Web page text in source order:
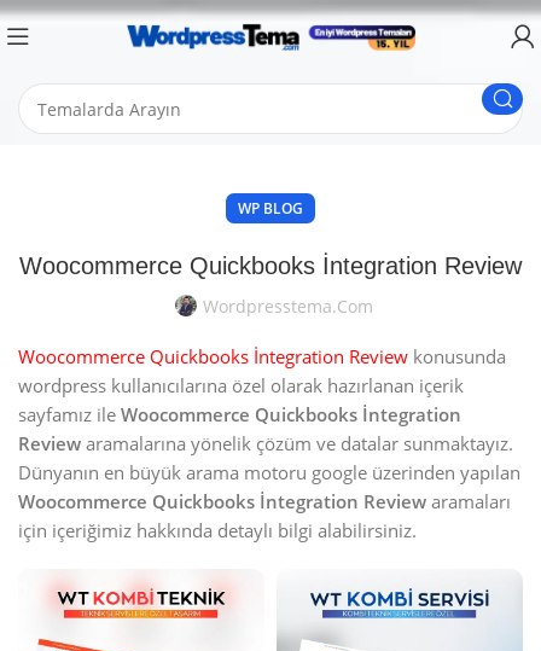
WP BLOG
Woocommerce Quickbooks İntegration Review
Wordpresstema.com
Woocommerce Quickbooks İntegration Review konusunda
wordpress kullanıcılarına özel olarak hazırlanan içerik
sayfamız ile Woocommerce Quickbooks İntegration
Review aramalarına yönelik çözüm ve datalar sunmaktayız.
Dünyanın en büyük arama motoru google üzerinden yapılan
Woocommerce Quickbooks İntegration Review aramaları
için içeriğimiz hakkında detaylı bilgi alabilirsiniz.